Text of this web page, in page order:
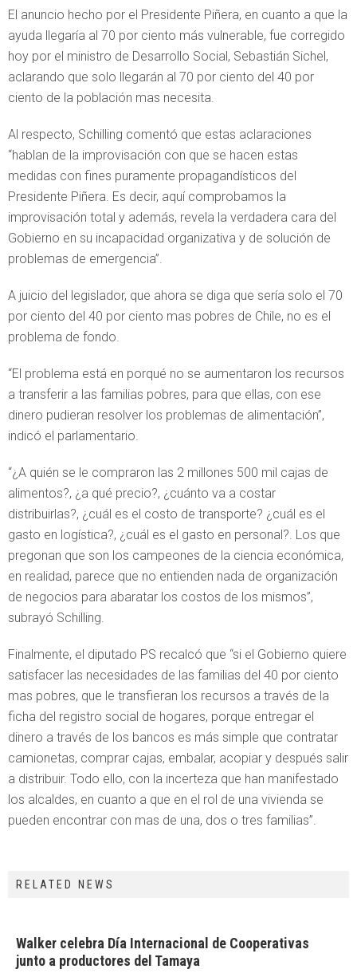
El anuncio hecho por el Presidente Piñera, en cuanto a que la
ayuda llegaría al 70 por ciento más vulnerable, fue corregido
hoy por el ministro de Desarrollo Social, Sebastián Sichel,
aclarando que solo llegarán al 70 por ciento del 40 por
ciento de la población mas necesita.
Al respecto, Schilling comentó que estas aclaraciones
“hablan de la improvisación con que se hacen estas
medidas con fines puramente propagandísticos del
Presidente Piñera. Es decir, aquí comprobamos la
improvisación total y además, revela la verdadera cara del
Gobierno en su incapacidad organizativa y de solución de
problemas de emergencia”.
A juicio del legislador, que ahora se diga que sería solo el 70
por ciento del 40 por ciento mas pobres de Chile, no es el
problema de fondo.
“El problema está en porqué no se aumentaron los recursos
a transferir a las familias pobres, para que ellas, con ese
dinero pudieran resolver los problemas de alimentación”,
indicó el parlamentario.
“¿A quién se le compraron las 2 millones 500 mil cajas de
alimentos?, ¿a qué precio?, ¿cuánto va a costar
distribuirlas?, ¿cuál es el costo de transporte? ¿cuál es el
gasto en logística?, ¿cuál es el gasto en personal?. Los que
pregonan que son los campeones de la ciencia económica,
en realidad, parece que no entienden nada de organización
de negocios para abaratar los costos de los mismos”,
subrayó Schilling.
Finalmente, el diputado PS recalcó que “si el Gobierno quiere
satisfacer las necesidades de las familias del 40 por ciento
mas pobres, que le transfieran los recursos a través de la
ficha del registro social de hogares, porque entregar el
dinero a través de los bancos es más simple que contratar
camionetas, comprar cajas, embalar, acopiar y después salir
a distribuir. Todo ello, con la incerteza que han manifestado
los alcaldes, en cuanto a que en el rol de una vivienda se
pueden encontrar con mas de una, dos o tres familias”.
RELATED NEWS
Walker celebra Día Internacional de Cooperativas
junto a productores del Tamaya